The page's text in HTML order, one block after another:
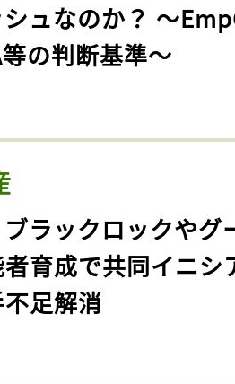
ュなのか？ 〜
の判断基準〜
ブラックロックやグ
育成で共同イニシ
足解消